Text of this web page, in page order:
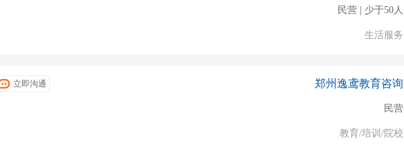
民营 | 少于50人
生活服务
立即沟通 郑州逸鸢教育咨询
民营
教育/培训/院校